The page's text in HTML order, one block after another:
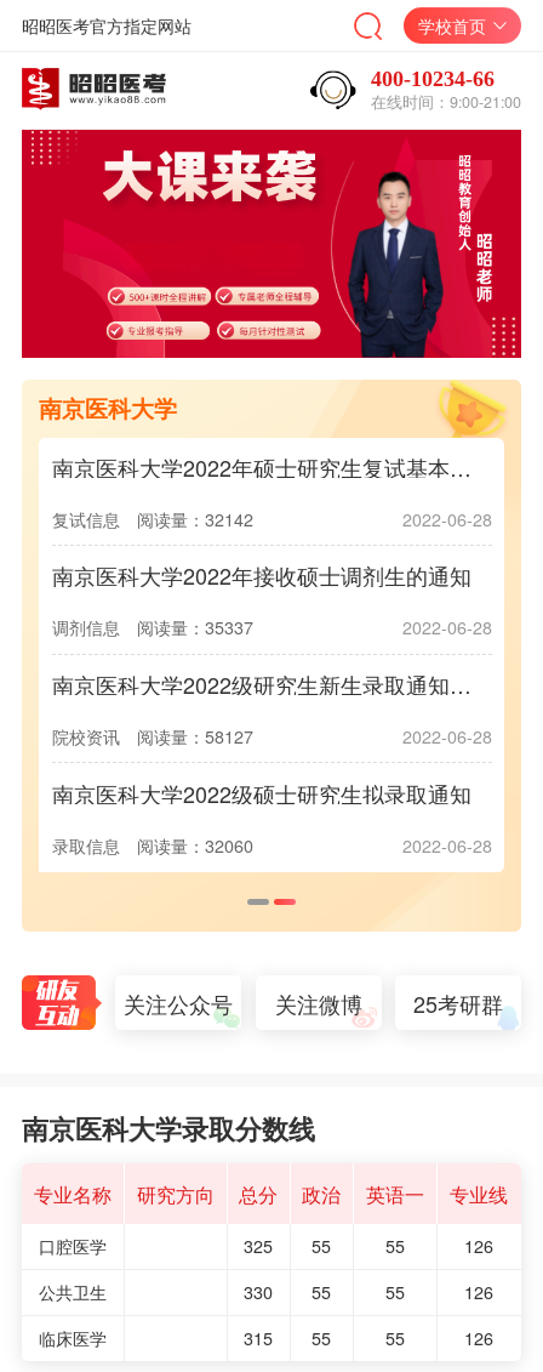
昭昭医考官方指定网站 学校首页
400-10234-66
在线时间：9:00-21:00
南京医科大学
硕士研究生招生简章
2024-11-15
南京医科大学2025年接收推荐免试研究生（含直博生）预报名通知
2024-09-25
南京医科大学2022年接收推荐免试研究生（含直博生）预报名通知
2022-06-28
南京医科大学2022年硕士研究生初试成绩查询通知
2022-06-28
南京医科大学2022年硕士研究生复试基本分数线
复试信息 阅读量：32142 2022-06-28
南京医科大学2022年接收硕士调剂生的通知
调剂信息 阅读量：35337 2022-06-28
南京医科大学2022级研究生新生录取通知书发放
院校资讯 阅读量：58127 2022-06-28
南京医科大学2022级硕士研究生拟录取通知
录取信息 阅读量：32060 2022-06-28
关注公众号 关注微博 25考研群
南京医科大学录取分数线
专业名称 研究方向 总分 政治 英语一 专业线
口腔医学 325 55 55
126
公共卫生
330 55 55
126
临床医学
315 55 55 126